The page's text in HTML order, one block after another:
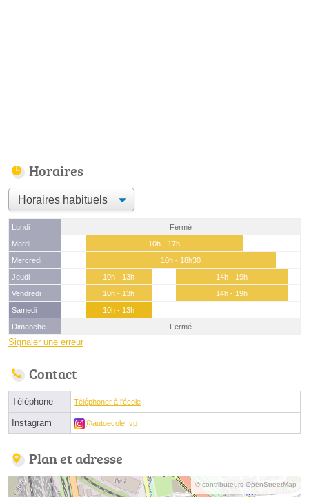
Horaires
Lundi
Fermé
Mardi
10h - 17h
Mercredi
10h - 18h30
Jeudi
10h - 13h
14h - 19h
Vendredi
10h - 13h
14h - 19h
Samedi
10h - 13h
Dimanche
Fermé
Signaler une erreur
Contact
Téléphone Téléphoner à l'école
Instagram @autoecole_vp
Plan et adresse
© contributeurs OpenStreetMap